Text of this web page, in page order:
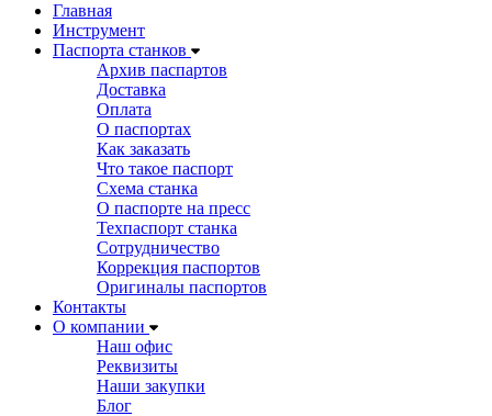
Главная
Инструмент
Паспорта станков
Архив паспартов
Доставка
Оплата
О паспортах
Как заказать
Что такое паспорт
Схема станка
О паспорте на пресс
Техпаспорт станка
Сотрудничество
Коррекция паспортов
Оригиналы паспортов
Контакты
О компании
Наш офис
Реквизиты
Наши закупки
Блог